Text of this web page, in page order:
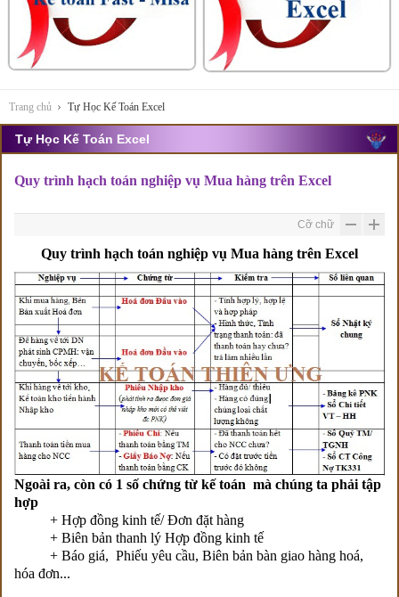
Trang chủ Tự Học Kế Toán Excel
Tự Học Kế Toán Excel
Quy trình hạch toán nghiệp vụ Mua hàng trên Excel
Cỡ chữ
Quy trình hạch toán nghiệp vụ Mua hàng trên Excel
Ngoài ra, còn có 1 số chứng từ kế toán mà chúng ta phải tập
hợp
+ Hợp đồng kinh tế/ Đơn đặt hàng
+ Biên bản thanh lý Hợp đồng kinh tế
+ Báo giá, Phiếu yêu cầu, Biên bản bàn giao hàng hoá,
hóa đơn...